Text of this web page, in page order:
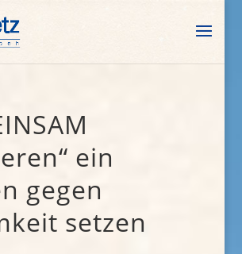
ein
gegen
setzen